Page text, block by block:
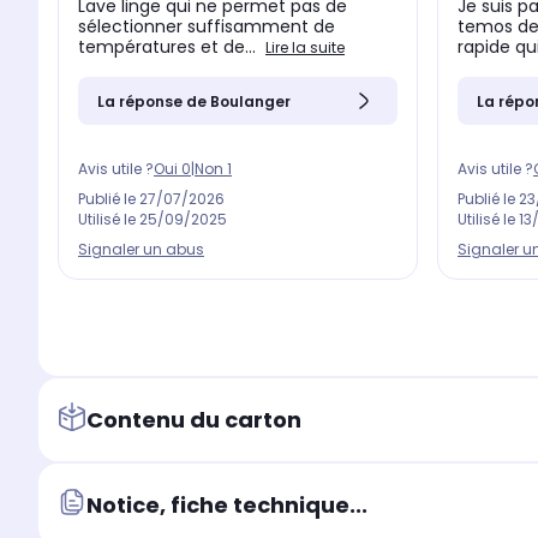
Lave linge qui ne permet pas de
sélectionner suffisamment de
températures et de... Lire la suite
La réponse de Boulanger
Avis utile ?Oui 0|Non 1
Publié le 27/07/2026
Utilisé le 25/09/2025
Signaler un abus
Je suis
temos
rapide
La
Avis utile ?
Publié le
Utilisé le
Signaler
Contenu du carton
Notice, fiche technique...